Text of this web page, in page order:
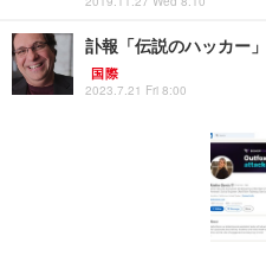
訃報「伝説のハッカー
国際
2023.7.21 Fri 8:00